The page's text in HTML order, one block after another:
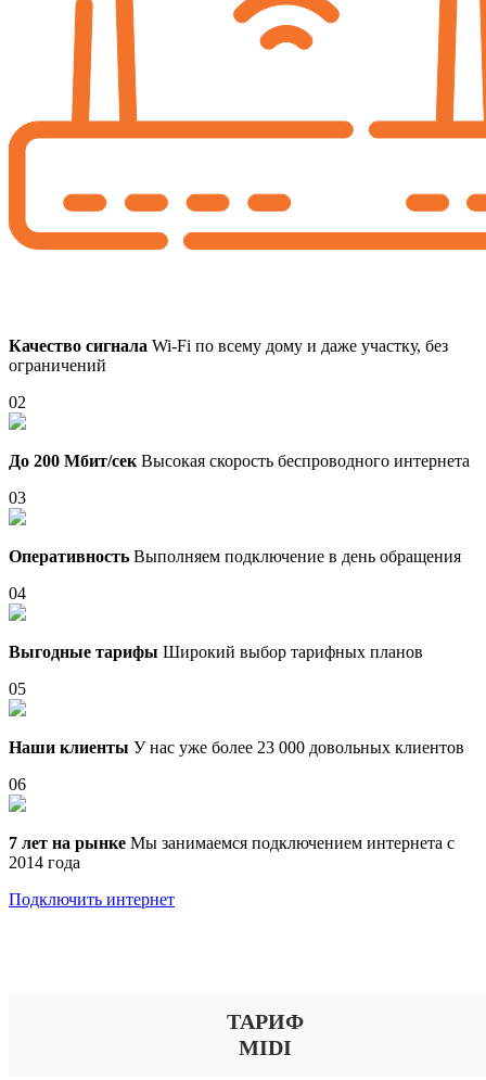
Качество сигнала Wi-Fi по всему дому и даже участку, без
ограничений
02
До 200 Мбит/сек Высокая скорость беспроводного интернета
03
Оперативность Выполняем подключение в день обращения
04
Выгодные тарифы Широкий выбор тарифных планов
05
Наши клиенты У нас уже более 23 000 довольных клиентов
06
7 лет на рынке Мы занимаемся подключением интернета с
2014 года
Подключить интернет
ТАРИФ
MIDI